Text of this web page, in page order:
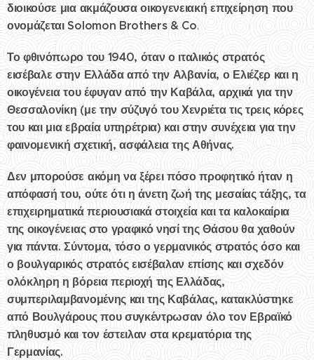
διοικούσε μια ακμάζουσα οικογενειακή επιχείρηση που
ονομάζεται Solomon Brothers & Co.
Το φθινόπωρο του 1940, όταν ο ιταλικός στρατός
εισέβαλε στην Ελλάδα από την Αλβανία, ο Ελιέζερ και η
οικογένεια του έφυγαν από την Καβάλα, αρχικά για την
Θεσσαλονίκη (με την σύζυγό του Χενριέτα τις τρεις κόρες
του και μια εβραία υπηρέτρια) και στην συνέχεια για την
φαινομενική σχετική, ασφάλεια της Αθήνας.
Δεν μπορούσε ακόμη να ξέρει πόσο προφητικό ήταν η
απόφασή του, ούτε ότι η άνετη ζωή της μεσαίας τάξης, τα
επιχειρηματικά περιουσιακά στοιχεία και τα καλοκαίρια
της οικογένειας στο γραφικό νησί της Θάσου θα χαθούν
για πάντα. Σύντομα, τόσο ο γερμανικός στρατός όσο και
ο βουλγαρικός στρατός εισέβαλαν επίσης και σχεδόν
ολόκληρη η βόρεια περιοχή της Ελλάδας,
συμπεριλαμβανομένης και της Καβάλας, κατακλύστηκε
από Βουλγάρους που συγκέντρωσαν όλο τον Εβραϊκό
πληθυσμό και τον έστειλαν στα κρεματόρια της
Γερμανίας.